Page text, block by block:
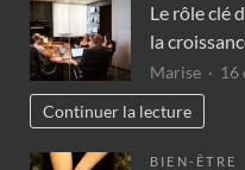
Le rôle clé
la
Marise
16
Continuer la lecture
BIEN-ÊTRE